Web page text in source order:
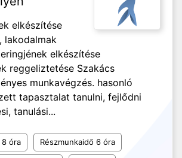
elkészítése
lakodalmak
elkészítése
reggeliztetése Szakács
munkavégzés. hasonló
tapasztalat tanulni, fejlődni
tanulási...
8 óra Részmunkaidő 6 óra